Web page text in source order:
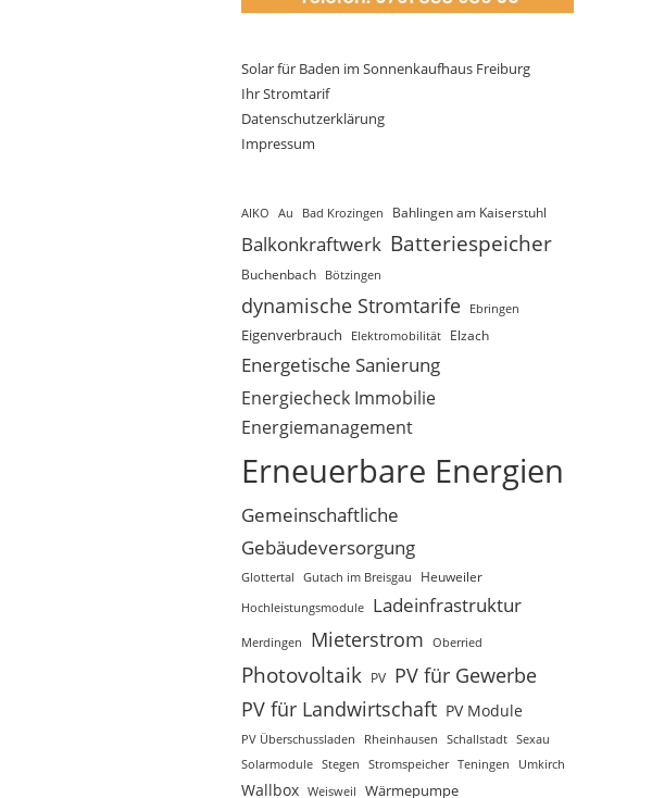
Solar für Baden im Sonnenkaufhaus Freiburg
Ihr Stromtarif
Datenschutzerklärung
Impressum
AIKO Au Bad Krozingen Bahlingen am Kaiserstuhl
Balkonkraftwerk Batteriespeicher
Buchenbach Bötzingen
dynamische Stromtarife Ebringen
Eigenverbrauch Elektromobilität Elzach
Energetische Sanierung
Energiecheck Immobilie
Energiemanagement
Erneuerbare Energien
Gemeinschaftliche
Gebäudeversorgung
Glottertal Gutach im Breisgau
Heuweiler
Hochleistungsmodule Ladeinfrastruktur
Merdingen Mieterstrom Oberried
Photovoltaik PV PV für Gewerbe
PV für Landwirtschaft PV Module
PV Überschussladen Rheinhausen Schallstadt Sexau
Solarmodule Stegen Stromspeicher Teningen Umkirch
Wallbox Weisweil Wärmepumpe